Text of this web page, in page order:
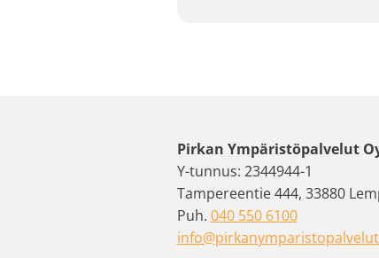
Pirkan Ympäristöpalvelut
Y-tunnus: 2344944-1
Tampereentie 444, 33880
Puh. 040 550 6100